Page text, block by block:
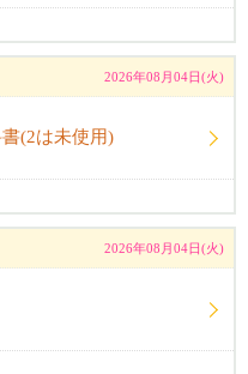
2026年08月04日(火)
(2は未使用)
2026年08月04日(火)